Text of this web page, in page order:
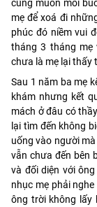
cũng muốn mỗi
mẹ để xoá đi
phúc đó niềm vui
tháng 3 tháng mẹ
chưa là mẹ lại thấy
Sau 1 năm ba mẹ
khám nhưng kết
mách ở đâu có
lại tìm đến không
uống vào người
vẫn chưa đến bên
và đối diện với
nhục mẹ phải
ông trời không lấy